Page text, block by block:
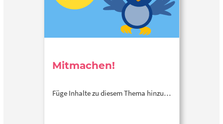
Mitmachen!
Füge Inhalte zu diesem Thema hinzu…